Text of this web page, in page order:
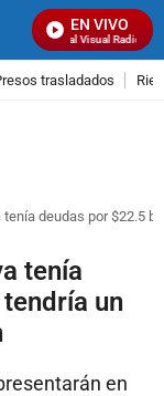
EN VIVO
Señal Visual Radio
trasladados
tenía deudas por $22.5
tenía
un
en